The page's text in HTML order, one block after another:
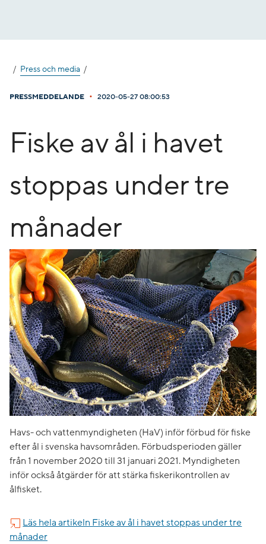
Press och media
PRESSMEDDELANDE • 2020-05-27 08:00:53
​Fiske av ål i havet
stoppas under tre
månader
Havs- och vattenmyndigheten (HaV) inför förbud för fiske
efter ål i svenska havsområden. Förbudsperioden gäller
från 1 november 2020 till 31 januari 2021. Myndigheten
inför också åtgärder för att stärka fiskerikontrollen av
ålfisket.
Läs hela artikeln ​Fiske av ål i havet stoppas under tre
månader